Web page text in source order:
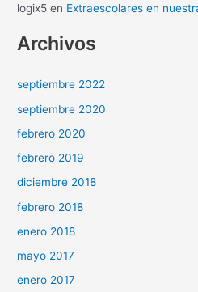
logix5 en Extraescolares en
Archivos
septiembre 2022
septiembre 2020
febrero 2020
febrero 2019
diciembre 2018
febrero 2018
enero 2018
mayo 2017
enero 2017